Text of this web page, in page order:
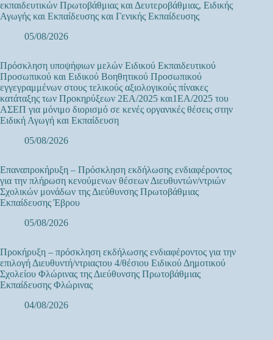
εκπαιδευτικών Πρωτοβάθμιας και Δευτεροβάθμιας, Ειδικής
Αγωγής και Εκπαίδευσης και Γενικής Εκπαίδευσης
05/08/2026
Πρόσκληση υποψήφιων μελών Ειδικού Εκπαιδευτικού
Προσωπικού και Ειδικού Βοηθητικού Προσωπικού
εγγεγραμμένων στους τελικούς αξιολογικούς πίνακες
κατάταξης των Προκηρύξεων 2ΕΑ/2025 και1ΕΑ/2025 του
ΑΣΕΠ για μόνιμο διορισμό σε κενές οργανικές θέσεις στην
Ειδική Αγωγή και Εκπαίδευση
05/08/2026
Επαναπροκήρυξη – Πρόσκληση εκδήλωσης ενδιαφέροντος
για την πλήρωση κενούμενων θέσεων Διευθυντών/ντριών
Σχολικών μονάδων της Διεύθυνσης Πρωτοβάθμιας
Εκπαίδευσης Έβρου
05/08/2026
Προκήρυξη – πρόσκληση εκδήλωσης ενδιαφέροντος για την
επιλογή Διευθυντή/ντριαςτου 4/θέσιου Ειδικού Δημοτικού
Σχολείου Φλώρινας της Διεύθυνσης Πρωτοβάθμιας
Εκπαίδευσης Φλώρινας
04/08/2026